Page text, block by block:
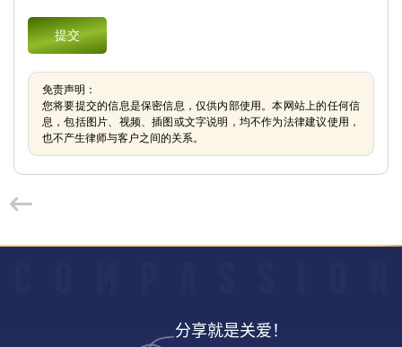
免责声明：
您将要提交的信息是保密信息，仅供内部使用。本网站上的任何信
息，包括图片、视频、插图或文字说明，均不作为法律建议使用，
也不产生律师与客户之间的关系。
分享就是关爱！